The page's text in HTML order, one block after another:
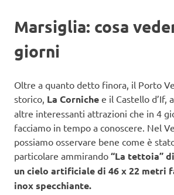
Marsiglia: cosa
giorni
Oltre a quanto detto finora, il Porto
storico, La Corniche e il Castello d’If,
altre interessanti attrazioni che in 4
facciamo in tempo a conoscere. Nel
possiamo osservare bene come è
particolare ammirando “La tettoia”
un cielo artificiale di 46 x 22 metri
inox specchiante.